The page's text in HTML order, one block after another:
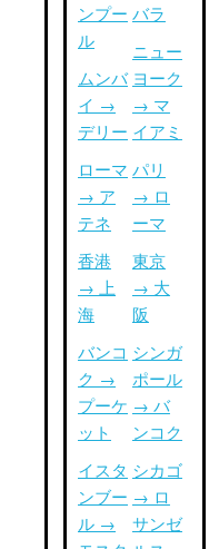
ンプー
ル
ムンバ
イ →
デリー
ローマ
→ ア
テネ
香港
→ 上
海
バンコ
ク →
プーケ
ット
イスタ
ンブー
ル →
バラ
ニュー
ヨーク
→ マ
イアミ
パリ
→ ロ
ーマ
東京
→ 大
阪
シンガ
ポール
→ バ
ンコク
シカゴ
→ ロ
サンゼ